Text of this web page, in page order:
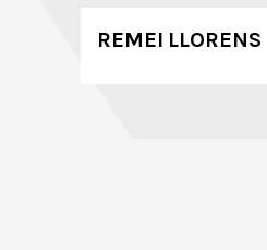
REMEI LLORENS